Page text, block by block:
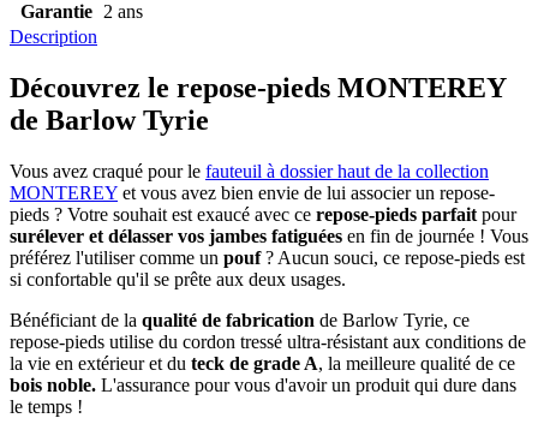
Garantie 2 ans
Description
Découvrez le repose-pieds MONTEREY
de Barlow Tyrie
Vous avez craqué pour le fauteuil à dossier haut de la collection
MONTEREY et vous avez bien envie de lui associer un repose-
pieds ? Votre souhait est exaucé avec ce repose-pieds parfait pour
surélever et délasser vos jambes fatiguées en fin de journée ! Vous
préférez l'utiliser comme un pouf? Aucun souci, ce repose-pieds est
si confortable qu'il se prête aux deux usages.
Bénéficiant de la qualité de fabrication de Barlow Tyrie, ce
repose-pieds utilise du cordon tressé ultra-résistant aux conditions de
la vie en extérieur et du teck de grade A, la meilleure qualité de ce
bois noble. L'assurance pour vous d'avoir un produit qui dure dans
le temps !